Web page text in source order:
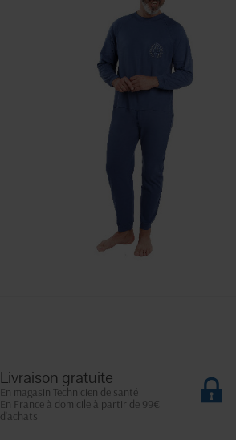
Livraison gratuite
En magasin Technicien de santé
En France à domicile à partir de 99€
d'achats